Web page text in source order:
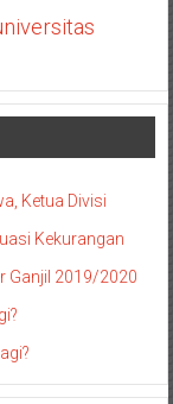
Ketua Divisi
Kekurangan
Ganjil 2019/2020